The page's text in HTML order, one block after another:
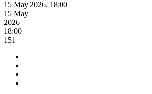
15 May 2026, 18:00
15 May
2026
18:00
151